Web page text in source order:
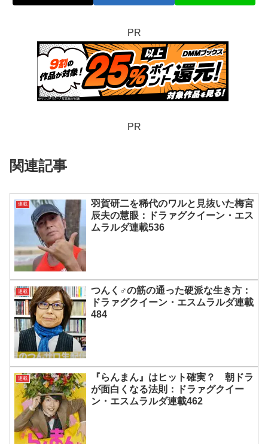
PR
PR
関連記事
連載
羽賀研二を稀代のワルと見抜いた梅宮
辰夫の慧眼：ドラァグクイーン・エス
ムラルダ連載536
連載
つんく♂の筋の通った硬派な生き方：
ドラァグクイーン・エスムラルダ連載
484
連載
『らんまん』はヒット確実？ 朝ドラ
が面白くなる法則：ドラァグクイー
ン・エスムラルダ連載462